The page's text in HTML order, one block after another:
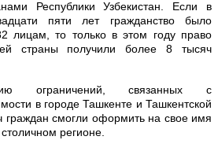
Республики Узбекистан. Если в
пяти лет гражданство было
лицам, то только в этом году право
страны получили более 8 тысяч
ограничений, связанных с
в городе Ташкенте и Ташкентской
граждан смогли оформить на свое имя
регионе.